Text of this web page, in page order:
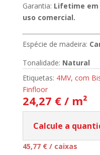
Garantia: Lifetime em
uso comercial.
Espécie de madeira:
Tonalidade: Natural
Etiquetas: 4MV, com
Finfloor
24,27 € / m²
Calcule a
45,77 €/ caixas